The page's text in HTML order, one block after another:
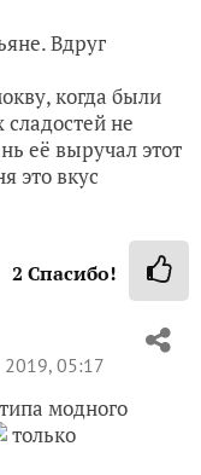
Вдруг
когда были
не
её выручал этот
это вкус
2 Спасибо!
05:17
модного
только